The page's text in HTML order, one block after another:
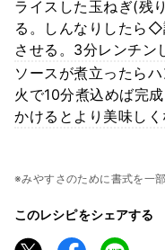
ライスした玉ねぎ(残
る。しんなりしたら
させる。3分レンチン
ソースが煮立ったら
火で10分煮込めば完
かけるとより美味し
※みやすさのために書式を一
このレシピをシェアする